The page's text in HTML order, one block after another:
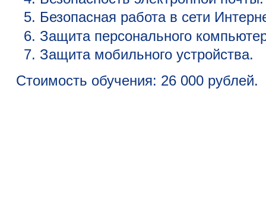
Безопасная работа в сети
Защита персонального
Защита мобильного устройства.
Стоимость обучения: 26 000 рублей.